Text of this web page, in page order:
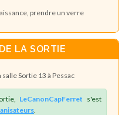
prendre un verre
LA SORTIE
Sortie 13 à Pessac
LeCanonCapFerret s'est